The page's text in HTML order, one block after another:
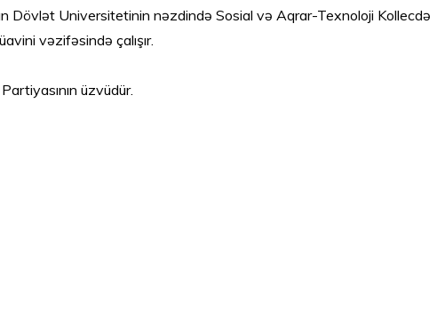
Dövlət Universitetinin nəzdində Sosial və Aqrar-Texnoloji Kollecdə
vəzifəsində çalışır.
üzvüdür.